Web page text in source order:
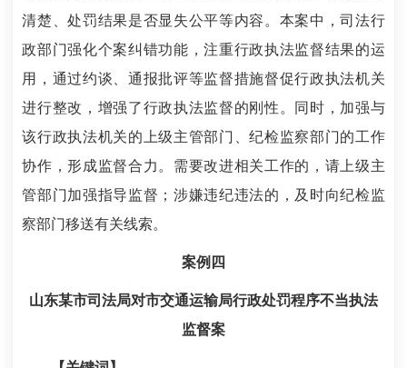
清楚、处罚结果是否显失公平等内容。本案中，司法行
政部门强化个案纠错功能，注重行政执法监督结果的运
用，通过约谈、通报批评等监督措施督促行政执法机关
进行整改，增强了行政执法监督的刚性。同时，加强与
该行政执法机关的上级主管部门、纪检监察部门的工作
协作，形成监督合力。需要改进相关工作的，请上级主
管部门加强指导监督；涉嫌违纪违法的，及时向纪检监
察部门移送有关线索。
案例四
山东某市司法局对市交通运输局行政处罚程序不当执法
监督案